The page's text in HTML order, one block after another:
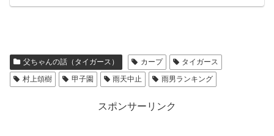
父ちゃんの話（タイガース） カープ
タイガース
村上頌樹
甲子園 雨天中止 雨男ランキング
スポンサーリンク